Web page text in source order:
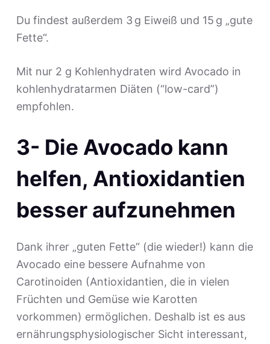
Du findest außerdem 3 g Eiweiß und 15 g „gute
Fette“.
Mit nur 2 g Kohlenhydraten wird Avocado in
kohlenhydratarmen Diäten (“low-card”)
empfohlen.
3- Die Avocado kann
helfen, Antioxidantien
besser aufzunehmen
Dank ihrer „guten Fette“ (die wieder!) kann die
Avocado eine bessere Aufnahme von
Carotinoiden (Antioxidantien, die in vielen
Früchten und Gemüse wie Karotten
vorkommen) ermöglichen. Deshalb ist es aus
ernährungsphysiologischer Sicht interessant,